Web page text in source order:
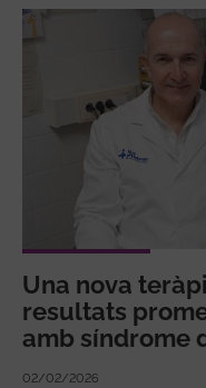
Una nova
resultats
amb síndrome
02/02/2026